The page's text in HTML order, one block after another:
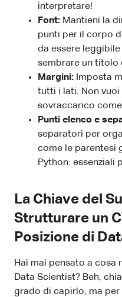
interpretare!
Font: Mantieni la
punti per il corpo
da essere
sembrare un titolo
Margini: Imposta
tutti i lati. Non vuoi
sovraccarico
Punti elenco e
separatori per
come le parentesi
Python: essenziali
La Chiave del
Strutturare un
Posizione di
Hai mai pensato a cosa
Data Scientist? Beh,
grado di capirlo, ma per